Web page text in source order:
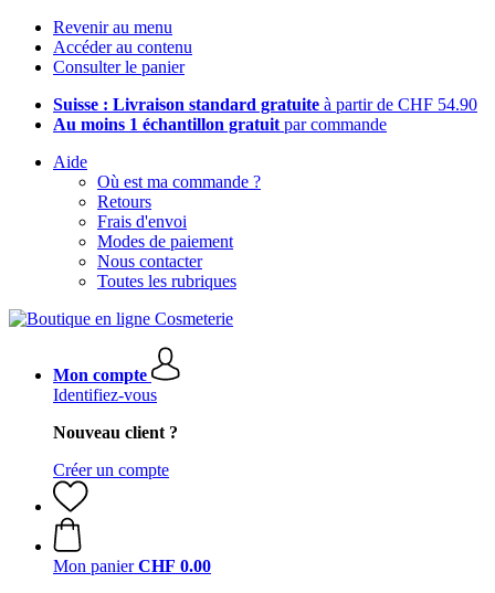
Revenir au menu
Accéder au contenu
Consulter le panier
Suisse : Livraison standard gratuite à partir de CHF 54.90
Au moins 1 échantillon gratuit par commande
Aide
Où est ma commande ?
Retours
Frais d'envoi
Modes de paiement
Nous contacter
Toutes les rubriques
Mon compte
Identifiez-vous
Nouveau client ?
Créer un compte
Mon panier CHF 0.00